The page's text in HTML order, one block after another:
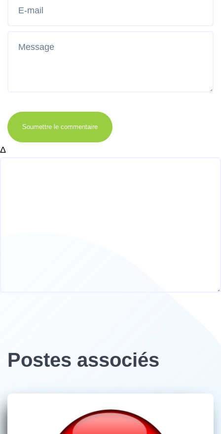
Soumettre le commentaire
Δ
Postes associés